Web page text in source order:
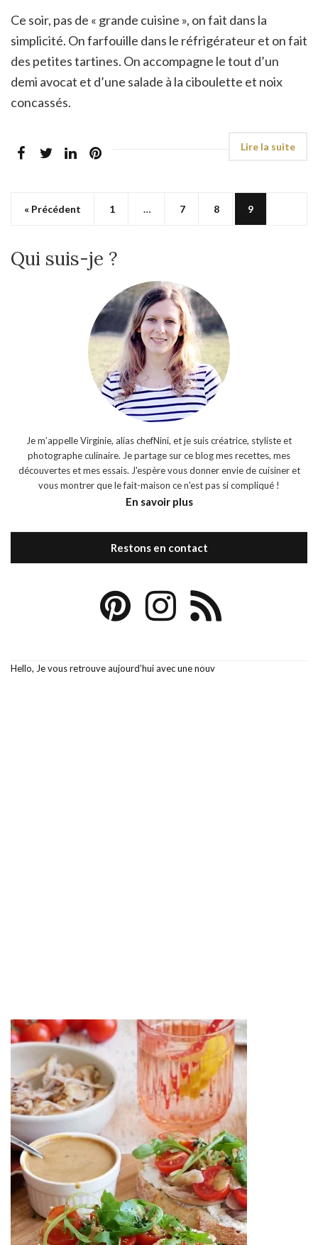
Ce soir, pas de « grande cuisine », on fait dans la
simplicité. On farfouille dans le réfrigérateur et on fait
des petites tartines. On accompagne le tout d’un
demi avocat et d’une salade à la ciboulette et noix
concassés.
« Précédent 1 … 7 8 9
Qui suis-je ?
Je m’appelle Virginie, alias chefNini, et je suis créatrice, styliste et
photographe culinaire. Je partage sur ce blog mes recettes, mes
découvertes et mes essais. J'espère vous donner envie de cuisiner et
vous montrer que le fait-maison ce n'est pas si compliqué !
En savoir plus
Restons en contact
Hello, Je vous retrouve aujourd’hui avec une nouv